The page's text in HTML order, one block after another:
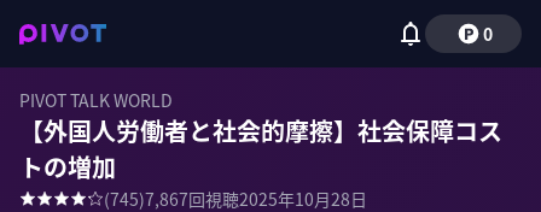
0
PIVOT TALK WORLD
【外国人労働者と社会的摩擦】社会保障コス
トの増加
(745)7,867回視聴2025年10月28日